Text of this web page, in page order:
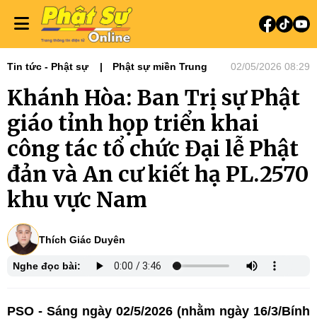
Tin tức - Phật sự Phật sự miền Trung 02/05/2026 08:29
Khánh Hòa: Ban Trị sự Phật
giáo tỉnh họp triển khai
công tác tổ chức Đại lễ Phật
đản và An cư kiết hạ PL.2570
khu vực Nam
Thích Giác Duyên
Nghe đọc bài:
PSO - Sáng ngày 02/5/2026 (nhằm ngày 16/3/Bính